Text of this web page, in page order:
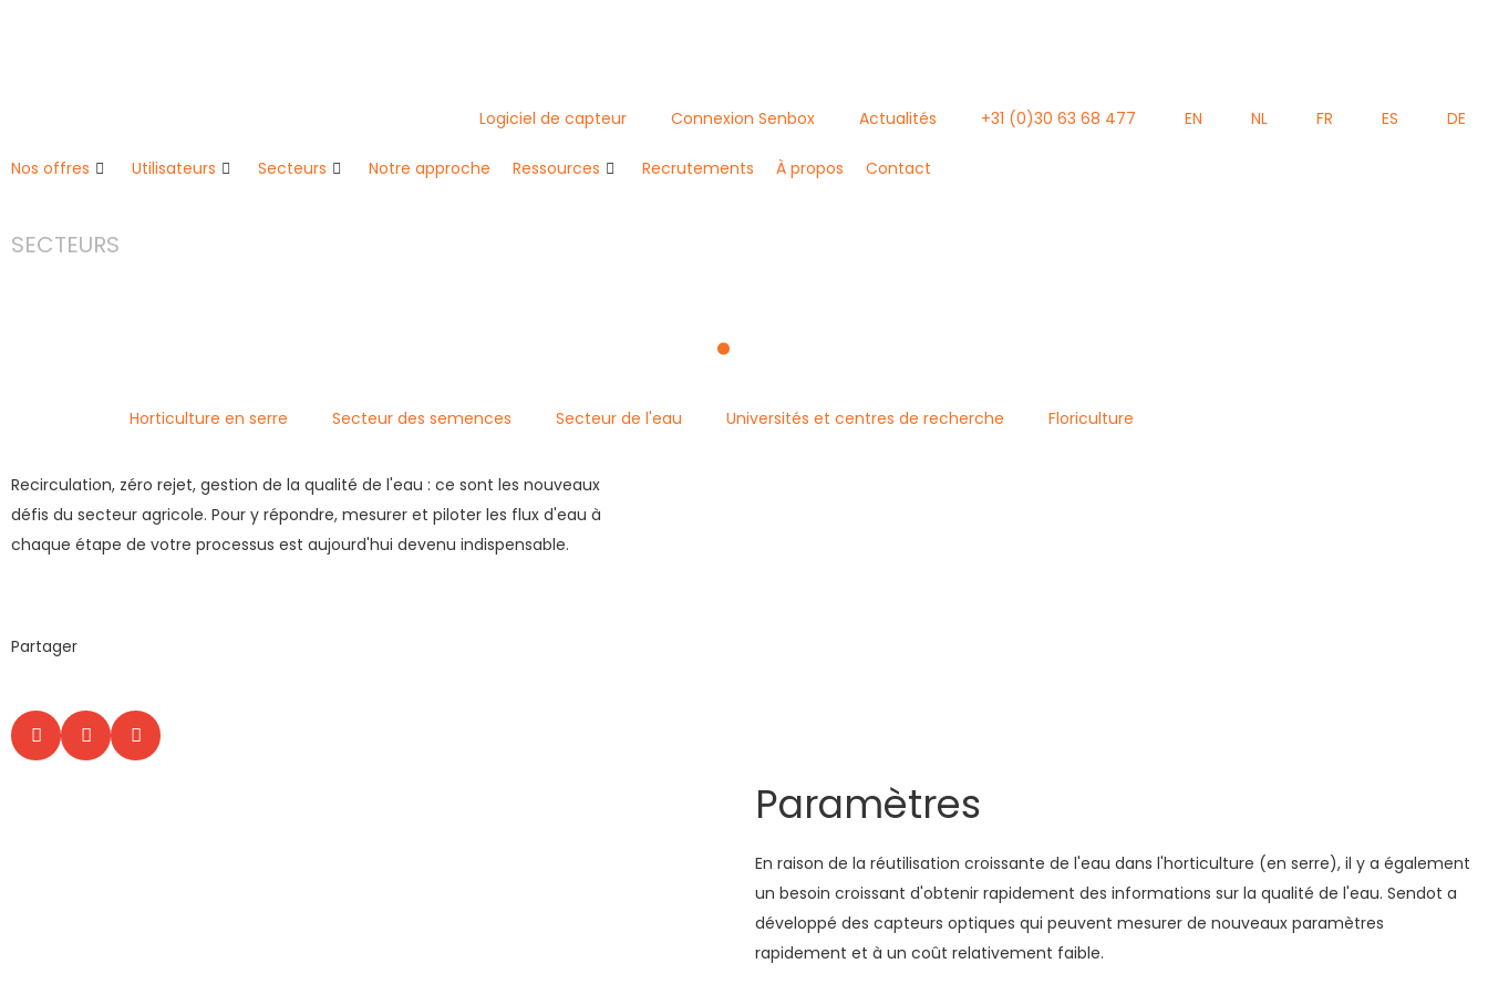
Logiciel de capteur Connexion Senbox Actualités +31 (0)30 63 68 477 EN NL FR ES DE
Nos offres Utilisateurs Secteurs Notre approche Ressources Recrutements À propos Contact
SECTEURS
.
Horticulture en serre Secteur des semences Secteur de l'eau Universités et centres de recherche Floriculture
Recirculation, zéro rejet, gestion de la qualité de l'eau : ce sont les nouveaux
défis du secteur agricole. Pour y répondre, mesurer et piloter les flux d'eau à
chaque étape de votre processus est aujourd'hui devenu indispensable.
Partager
Paramètres
En raison de la réutilisation croissante de l'eau dans l'horticulture (en serre), il y a également
un besoin croissant d'obtenir rapidement des informations sur la qualité de l'eau. Sendot a
développé des capteurs optiques qui peuvent mesurer de nouveaux paramètres
rapidement et à un coût relativement faible.